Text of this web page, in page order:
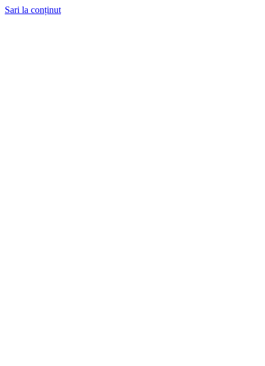
Sari la conținut